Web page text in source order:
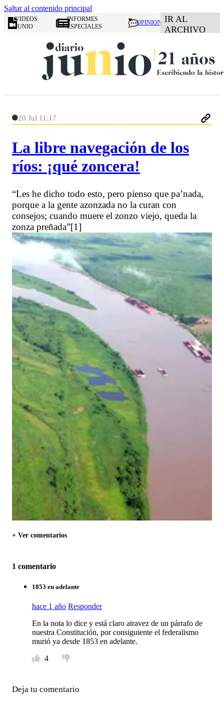
Saltar al contenido principal
VIDEOS
JUNIO
INFORMES
ESPECIALES
OPINION IR AL
ARCHIVO
20 Jul 11:17
La libre navegación de los
ríos: ¡qué zoncera!
“Les he dicho todo esto, pero pienso que pa’nada,
porque a la gente azonzada no la curan con
consejos; cuando muere el zonzo viejo, queda la
zonza preñada”[1]
+ Ver comentarios
1 comentario
1853 en adelante
hace 1 año Responder
En la nota lo dice y está claro atravez de un párrafo de
nuestra Constitución, por consiguiente el federalismo
murió ya desde 1853 en adelante.
4
Deja tu comentario